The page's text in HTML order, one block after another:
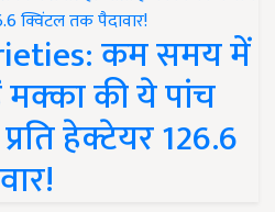
कम समय में
मक्का की ये पांच
हेक्टेयर 126.6